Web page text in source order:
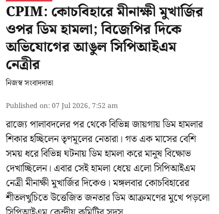
CPIM: কোচবিহারে মীনাক্ষী মুখার্জির
ওপর ডিম হামলা; বিজেপির দিকে
অভিযোগের আঙুল সিপিআইএম
নেত্রীর
নিজস্ব সংবাদদাতা
Published on:07 Jul 2026, 7:52 am
রাজ্যে পালাবদলের পর থেকে বিভিন্ন জায়গায় ডিম হামলার
শিকার হচ্ছিলেন তৃণমূলের নেতারা। গত এক মাসের বেশি
সময় ধরে বিভিন্ন ঘটনায় ডিম হামলা করে মানুষ বিক্ষোভ
দেখাচ্ছিলেন। এবার সেই হামলা ধেয়ে এলোসিপিআইএম
নেত্রী মীনাক্ষী মুখার্জিরদিকেও। মঙ্গলবার কোচবিহারের
শীতলখুচিতে উত্তেজিত জনতার ডিম আক্রমণের মুখে পড়লো